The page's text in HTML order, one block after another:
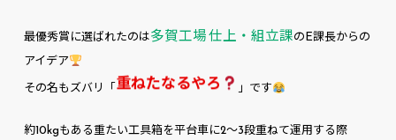
最優秀賞に選ばれたのは多賀工場 仕上・組立課のE課長からの
アイデア
その名もズバリ「重ねたなるやろ 」です
約10kgもある重たい工具箱を平台車に2〜3段重ねて運用する際